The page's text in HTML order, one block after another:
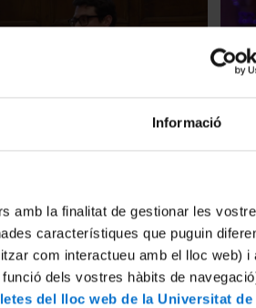
Informació
amb la finalitat de gestionar les
característiques que puguin
com interactueu amb el lloc web) i
dels vostres hàbits de
del lloc web de la Universitat de
2025
26